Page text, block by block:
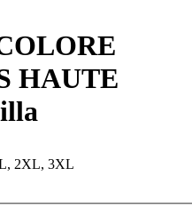
HAUTE
2XL, 3XL